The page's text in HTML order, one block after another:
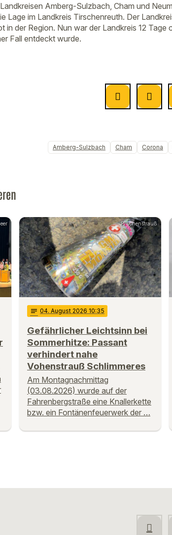
Amberg-Sulzbach, Cham und
Lage im Landkreis Tirschenreuth. Der
in der Region. Nun war der Landkreis 12
Fall entdeckt wurde.
Amberg-Sulzbach Cham Corona
PI Vohenstrauß
notes 04. August 2026 10:35
Gefährlicher Leichtsinn bei
Sommerhitze: Passant
verhindert nahe
Vohenstrauß Schlimmeres
Am Montagnachmittag
(03.08.2026) wurde auf der
Fahrenbergstraße eine Knallerkette
bzw. ein Fontänenfeuerwerk der …